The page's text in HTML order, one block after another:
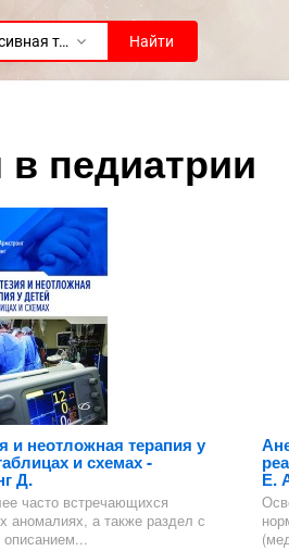
Интенсивная терапия в педиатрии Найти
педиатрии
и неотложная терапия у
и схемах -
Д.
часто встречающихся
аномалиях, а также раздел с
Е.